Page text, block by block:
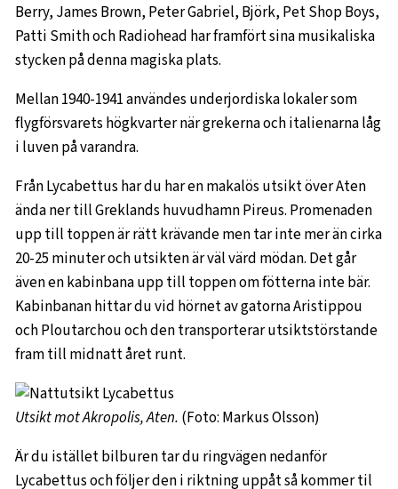
Berry, James Brown, Peter Gabriel, Björk, Pet Shop Boys,
Patti Smith och Radiohead har framfört sina musikaliska
stycken på denna magiska plats.
Mellan 1940-1941 användes underjordiska lokaler som
flygförsvarets högkvarter när grekerna och italienarna låg
i luven på varandra.
Från Lycabettus har du har en makalös utsikt över Aten
ända ner till Greklands huvudhamn Pireus. Promenaden
upp till toppen är rätt krävande men tar inte mer än cirka
20-25 minuter och utsikten är väl värd mödan. Det går
även en kabinbana upp till toppen om fötterna inte bär.
Kabinbanan hittar du vid hörnet av gatorna Aristippou
och Ploutarchou och den transporterar utsiktstörstande
fram till midnatt året runt.
Utsikt mot Akropolis, Aten. (Foto: Markus Olsson)
Är du istället bilburen tar du ringvägen nedanför
Lycabettus och följer den i riktning uppåt så kommer til